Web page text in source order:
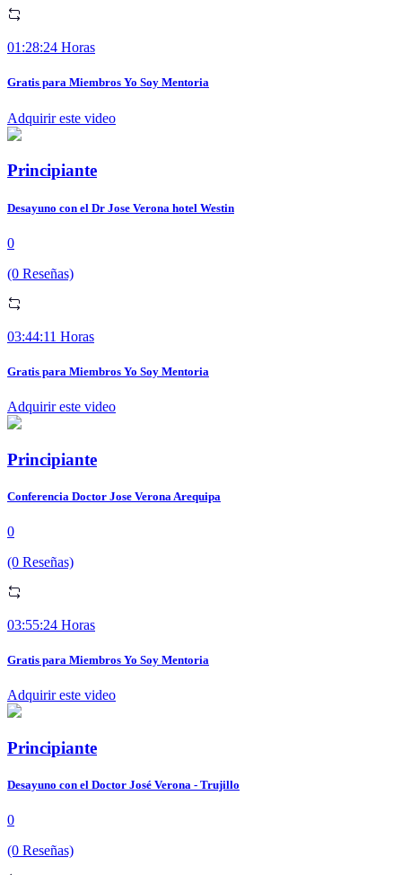
01:28:24 Horas
Gratis para Miembros Yo Soy Mentoria
Adquirir este video
Principiante
Desayuno con el Dr Jose Verona hotel Westin
0
(0 Reseñas)
03:44:11 Horas
Gratis para Miembros Yo Soy Mentoria
Adquirir este video
Principiante
Conferencia Doctor Jose Verona Arequipa
0
(0 Reseñas)
03:55:24 Horas
Gratis para Miembros Yo Soy Mentoria
Adquirir este video
Principiante
Desayuno con el Doctor José Verona - Trujillo
0
(0 Reseñas)